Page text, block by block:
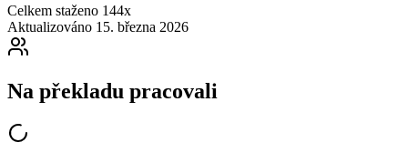
Celkem staženo 144x
Aktualizováno 15. března 2026
Na překladu pracovali